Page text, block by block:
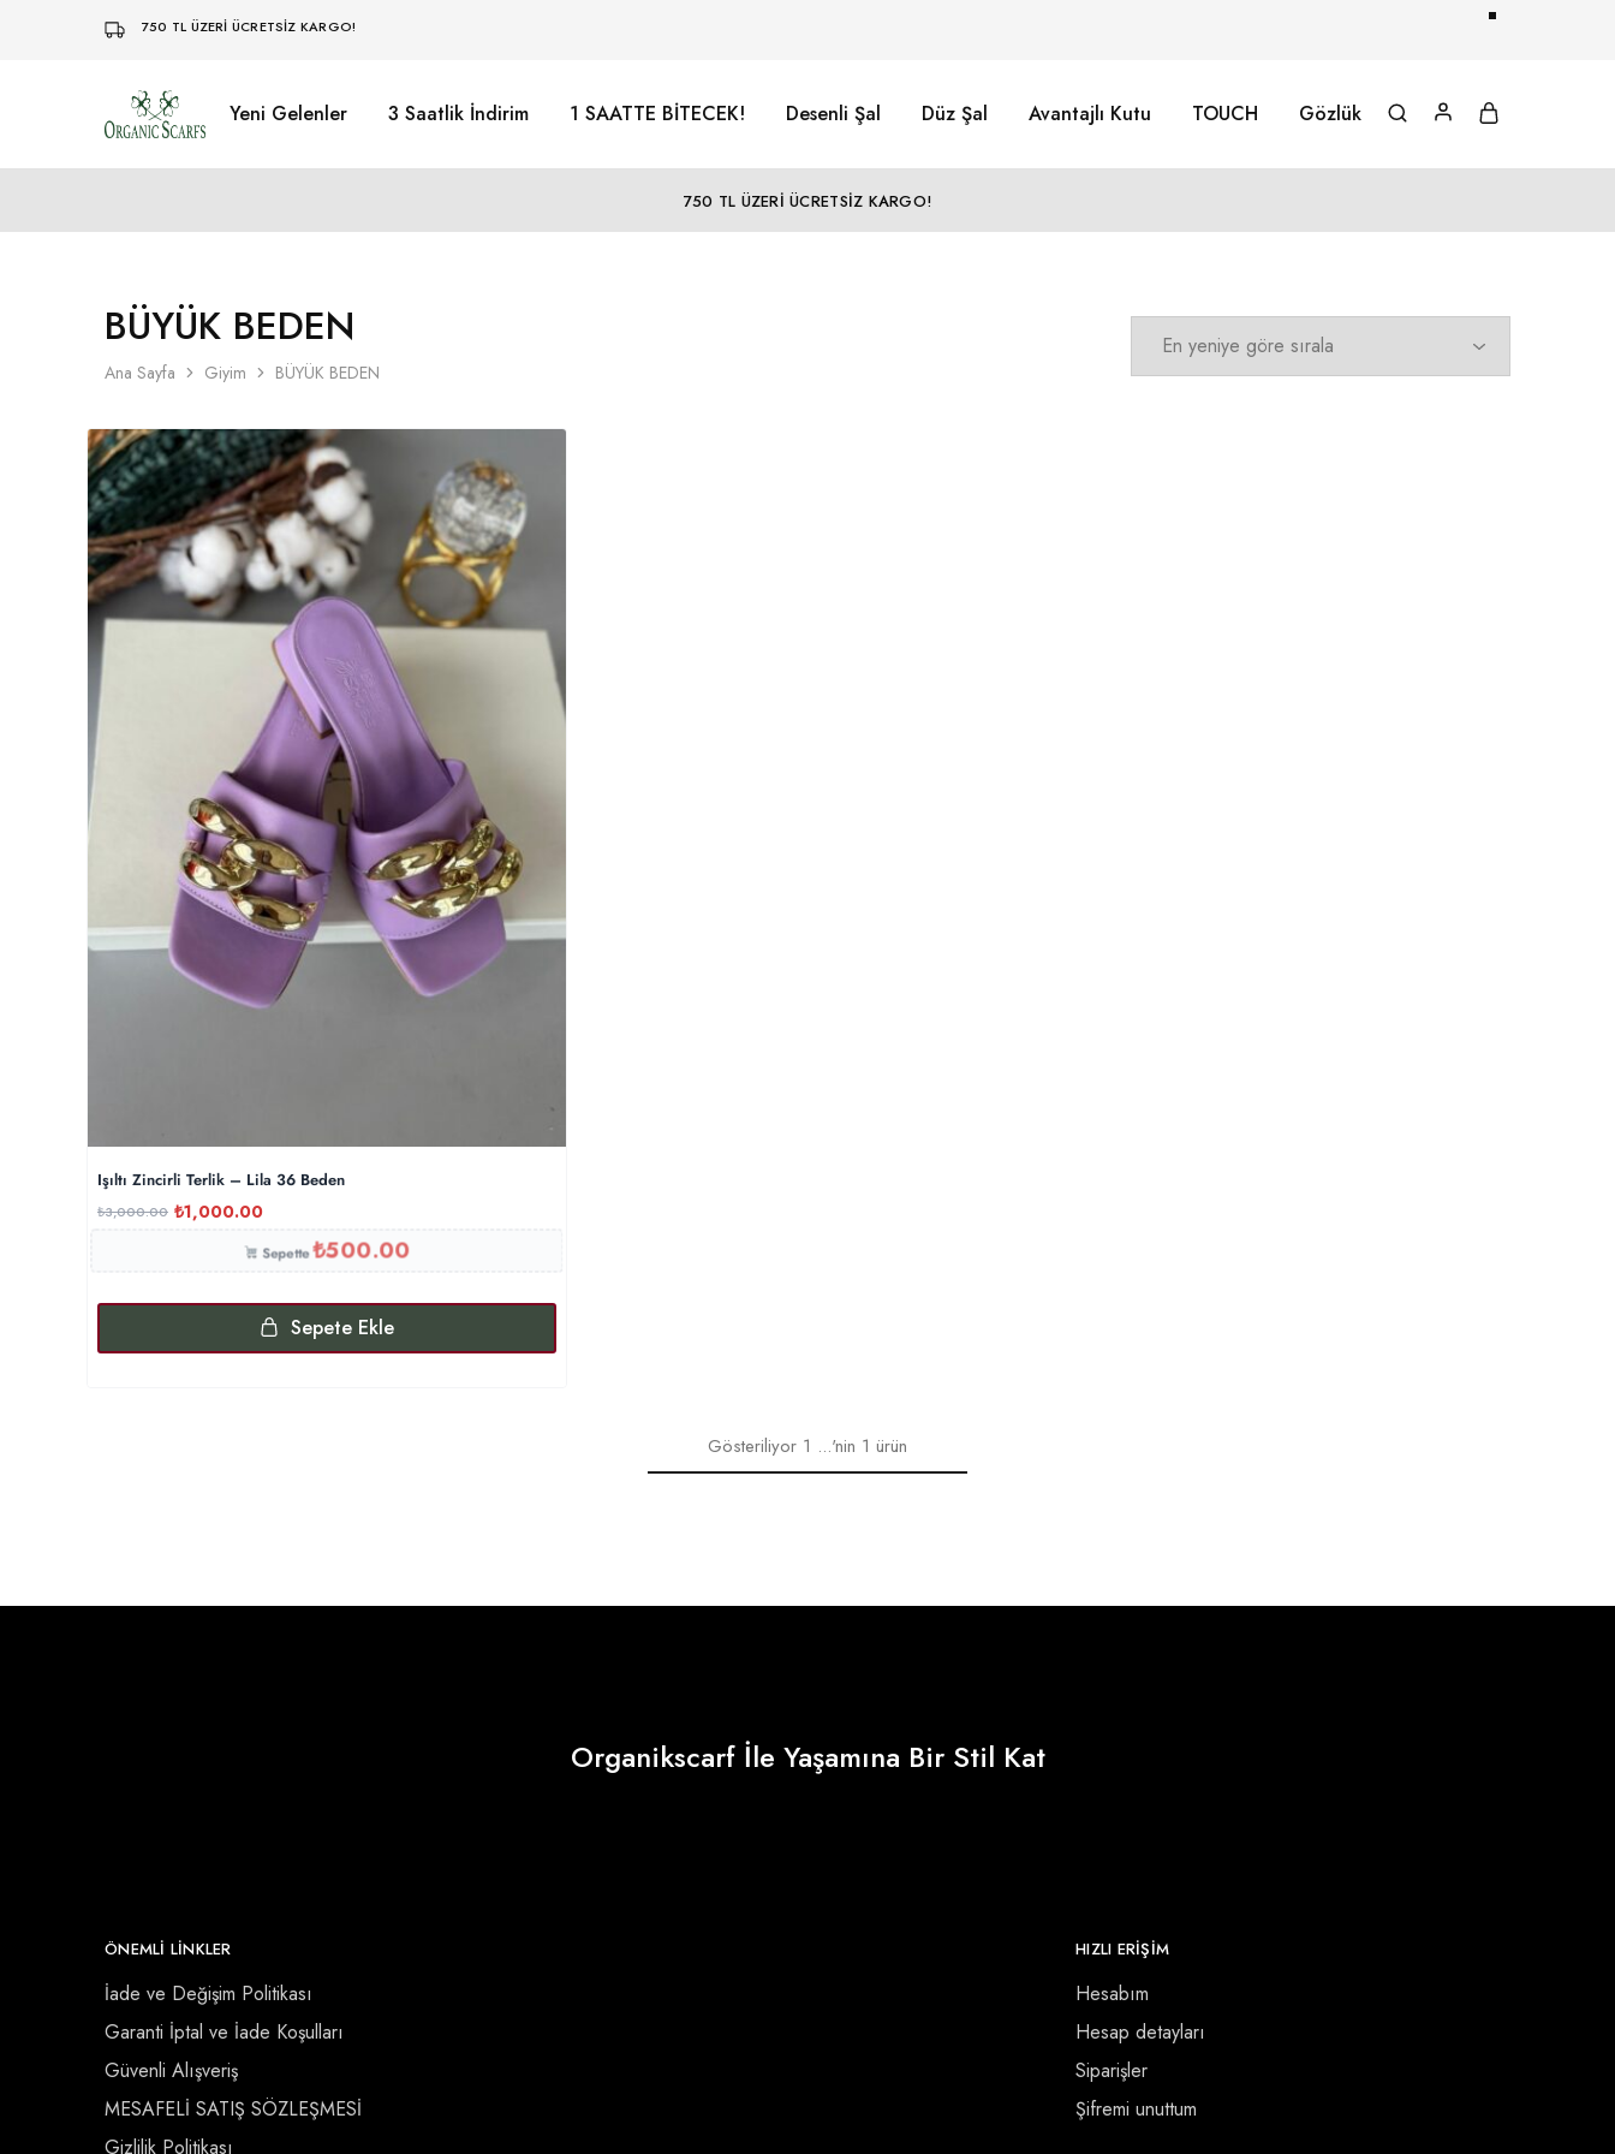
750 TL ÜZERİ ÜCRETSİZ KARGO!
Organikscarf Yeni Gelenler 3 Saatlik İndirim 1 SAATTE BİTECEK! Desenli Şal Düz Şal Avantajlı Kutu TOUCH Gözlük
750 TL ÜZERİ ÜCRETSİZ KARGO!
BÜYÜK BEDEN
Ana Sayfa Giyim BÜYÜK BEDEN
Işıltı Zincirli Terlik – Lila 36 Beden
₺3,000.00 ₺1,000.00
Sepette₺500.00
Sepete Ekle
Gösteriliyor 1 ...'nin 1 ürün
Organikscarf İle Yaşamına Bir Stil Kat
ÖNEMLI LINKLER
İade ve Değişim Politikası
Garanti İptal ve İade Koşulları
Güvenli Alışveriş
MESAFELİ SATIŞ SÖZLEŞMESİ
Gizlilik Politikası
HIZLI ERİŞİM
Hesabım
Hesap detayları
Siparişler
Şifremi unuttum